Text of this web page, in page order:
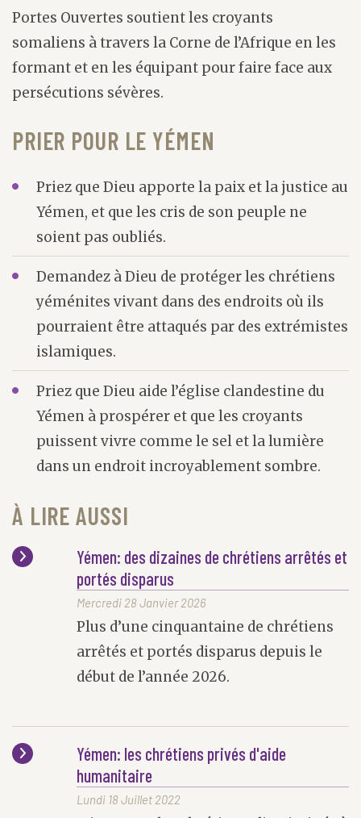
Portes Ouvertes soutient les croyants
somaliens à travers la Corne de l’Afrique en les
formant et en les équipant pour faire face aux
persécutions sévères.
PRIER POUR LE YÉMEN
Priez que Dieu apporte la paix et la justice au
Yémen, et que les cris de son peuple ne
soient pas oubliés.
Demandez à Dieu de protéger les chrétiens
yéménites vivant dans des endroits où ils
pourraient être attaqués par des extrémistes
islamiques.
Priez que Dieu aide l’église clandestine du
Yémen à prospérer et que les croyants
puissent vivre comme le sel et la lumière
dans un endroit incroyablement sombre.
À LIRE AUSSI
Yémen: des dizaines de chrétiens arrêtés et
portés disparus
Mercredi 28 Janvier 2026
Plus d’une cinquantaine de chrétiens
arrêtés et portés disparus depuis le
début de l’année 2026.
Yémen: les chrétiens privés d'aide
humanitaire
Lundi 18 Juillet 2022